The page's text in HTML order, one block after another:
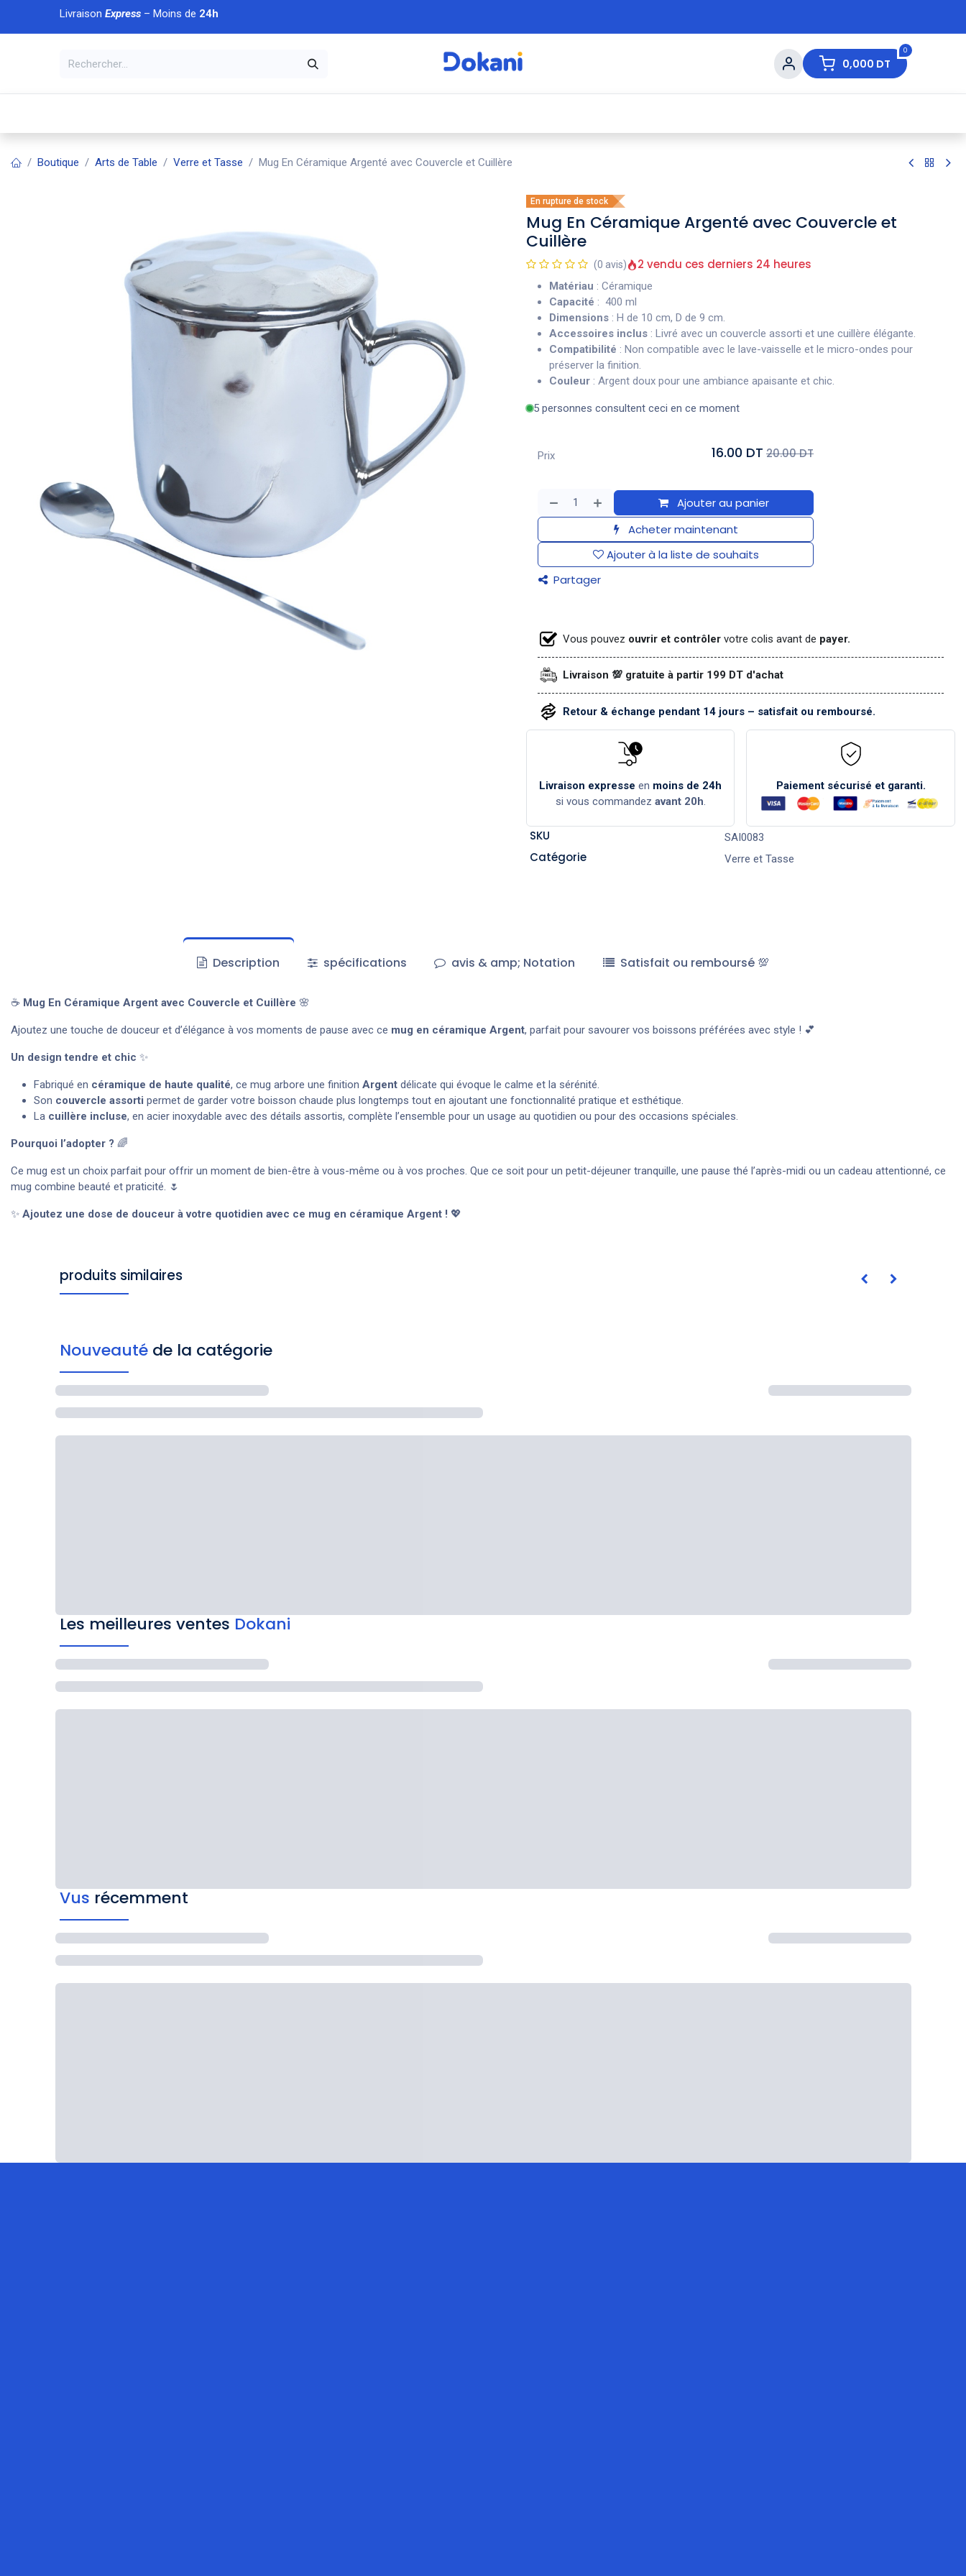
Se rendre au contenu
Livraison Express– Moins de 24h
0
0,000 DT
À DÉCOUVRIR
Boutique Arts de Table Verre et Tasse Mug En Céramique Argenté avec Couvercle et Cuillère
En rupture de stock
Mug En Céramique Argenté avec Couvercle et
Cuillère
(0 avis) 2 vendu ces derniers 24 heures
Matériau : Céramique
Capacité : 400 ml
Dimensions : H de 10 cm, D de 9 cm.
Accessoires inclus : Livré avec un couvercle assorti et une cuillère élégante.
Compatibilité : Non compatible avec le lave-vaisselle et le micro-ondes pour
préserver la finition.
Couleur : Argent doux pour une ambiance apaisante et chic.
5 personnes consultent ceci en ce moment
Ajouter au panier
Acheter maintenant
Ajouter à la liste de souhaits
Partager
Prix 16.00 DT 20.00 DT
Vous pouvez ouvrir et contrôler votre colis avant de payer.
Livraison 💯 gratuite à partir 199 DT d'achat
Retour & échange pendant 14 jours – satisfait ou remboursé.
Livraison expresse en moins de 24h
si vous commandez avant 20h.
Paiement sécurisé et garanti.
SKU SAI0083
Catégorie Verre et Tasse
Description spécifications avis & amp; Notation Satisfait ou remboursé 💯
☕ Mug En Céramique Argent avec Couvercle et Cuillère 🌸
Ajoutez une touche de douceur et d’élégance à vos moments de pause avec ce mug en céramique Argent, parfait pour savourer vos boissons préférées avec style ! 💕
Un design tendre et chic ✨
Fabriqué en céramique de haute qualité, ce mug arbore une finition Argent délicate qui évoque le calme et la sérénité.
Son couvercle assorti permet de garder votre boisson chaude plus longtemps tout en ajoutant une fonctionnalité pratique et esthétique.
La cuillère incluse, en acier inoxydable avec des détails assortis, complète l’ensemble pour un usage au quotidien ou pour des occasions spéciales.
Pourquoi l’adopter ? 🌈
Ce mug est un choix parfait pour offrir un moment de bien-être à vous-même ou à vos proches. Que ce soit pour un petit-déjeuner tranquille, une pause thé l’après-midi ou un cadeau attentionné, ce
mug combine beauté et praticité. 🌷
✨ Ajoutez une dose de douceur à votre quotidien avec ce mug en céramique Argent ! 💖
produits similaires
Nouveauté de la catégorie
Les meilleures ventes Dokani
Vus récemment